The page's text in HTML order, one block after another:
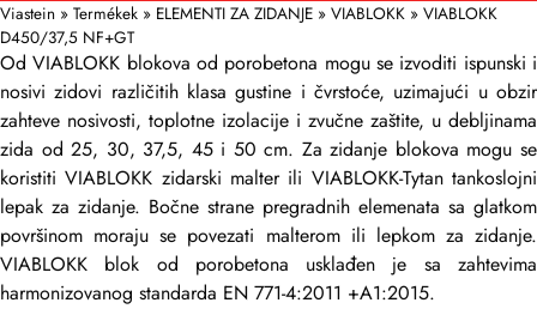
Viastein » Termékek » ELEMENTI ZA ZIDANJE » VIABLOKK » VIABLOKK
D450/37,5 NF+GT
Od VIABLOKK blokova od porobetona mogu se izvoditi ispunski i
nosivi zidovi različitih klasa gustine i čvrstoće, uzimajući u obzir
zahteve nosivosti, toplotne izolacije i zvučne zaštite, u debljinama
zida od 25, 30, 37,5, 45 i 50 cm. Za zidanje blokova mogu se
koristiti VIABLOKK zidarski malter ili VIABLOKK-Tytan tankoslojni
lepak za zidanje. Bočne strane pregradnih elemenata sa glatkom
površinom moraju se povezati malterom ili lepkom za zidanje.
VIABLOKK blok od porobetona usklađen je sa zahtevima
harmonizovanog standarda EN 771-4:2011 +A1:2015.